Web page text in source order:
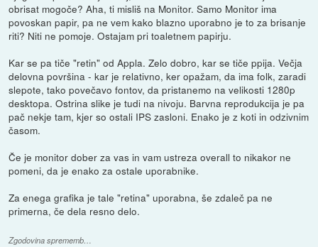
obrisat mogoče? Aha, ti misliš na Monitor. Samo Monitor ima
povoskan papir, pa ne vem kako blazno uporabno je to za brisanje
riti? Niti ne pomoje. Ostajam pri toaletnem papirju.
Kar se pa tiče "retin" od Appla. Zelo dobro, kar se tiče ppija. Večja
delovna površina - kar je relativno, ker opažam, da ima folk, zaradi
slepote, tako povečavo fontov, da pristanemo na velikosti 1280p
desktopa. Ostrina slike je tudi na nivoju. Barvna reprodukcija je pa
pač nekje tam, kjer so ostali IPS zasloni. Enako je z koti in odzivnim
časom.
Če je monitor dober za vas in vam ustreza overall to nikakor ne
pomeni, da je enako za ostale uporabnike.
Za enega grafika je tale "retina" uporabna, še zdaleč pa ne
primerna, če dela resno delo.
Zgodovina sprememb…